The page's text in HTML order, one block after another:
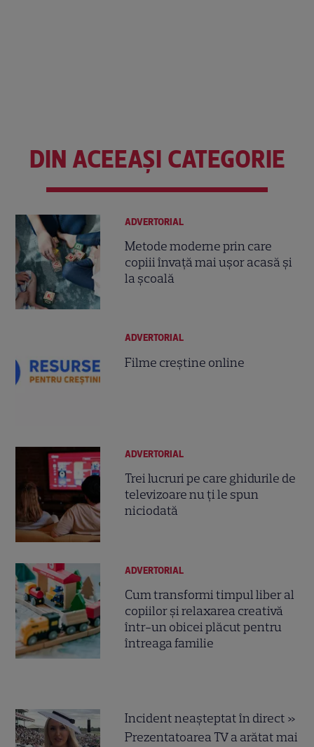
DIN ACEEAȘI CATEGORIE
ADVERTORIAL
Metode moderne prin care
copiii învață mai ușor acasă și
la școală
ADVERTORIAL
Filme creștine online
ADVERTORIAL
Trei lucruri pe care ghidurile de
televizoare nu ți le spun
niciodată
ADVERTORIAL
Cum transformi timpul liber al
copiilor și relaxarea creativă
într-un obicei plăcut pentru
întreaga familie
Incident neașteptat în direct »
Prezentatoarea TV a arătat mai